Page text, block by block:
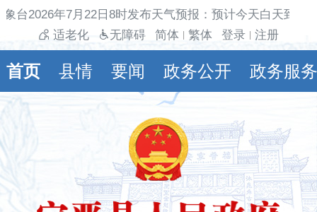
台2026年7月22日8时发布天气预报：预计今天白天到
适老化
无障碍 简体 繁体 登录 注册
首页 县情 要闻 政务公开 政务服务